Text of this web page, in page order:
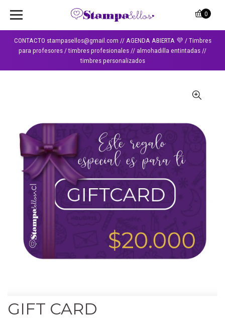
CONTACTO stampasellos@gmail.com // AGENDA ABIERTA 💜 / Timbres
para profesores / timbres profesionales // almohadilla entintadas //
timbres personalizados
0
GIFT CARD